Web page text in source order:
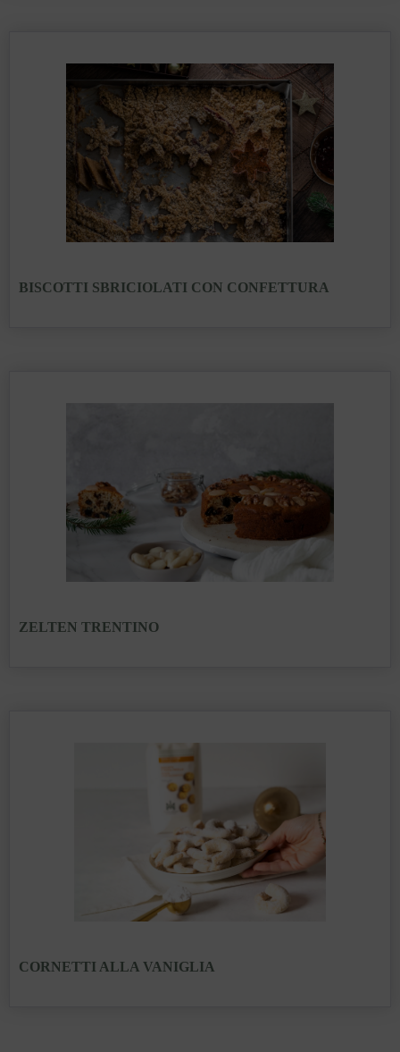
BISCOTTI SBRICIOLATI CON CONFETTURA
ZELTEN TRENTINO
CORNETTI ALLA VANIGLIA